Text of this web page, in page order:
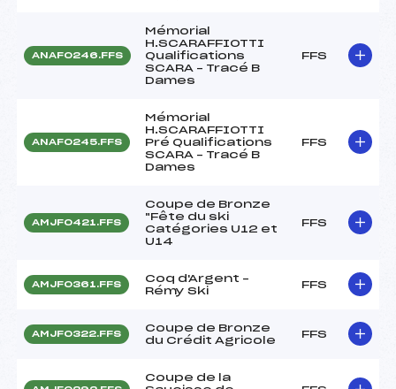
ANAF0246.FFS
Mémorial
H.SCARAFFIOTTI
Qualifications
SCARA – Tracé B
Dames
FFS
ANAF0245.FFS
Mémorial
H.SCARAFFIOTTI
Pré Qualifications
SCARA – Tracé B
Dames
FFS
AMJF0421.FFS
Coupe de Bronze
"Fête du ski
Catégories U12 et
U14
FFS
AMJF0361.FFS
Coq d'Argent –
Rémy Ski
FFS
AMJF0322.FFS
Coupe de Bronze
du Crédit Agricole
FFS
Coupe de la